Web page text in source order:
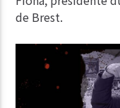
de Brest.